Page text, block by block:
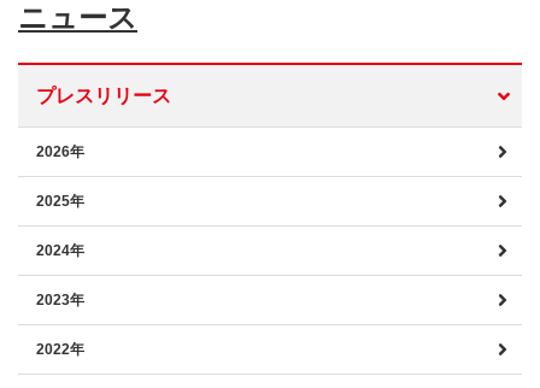
ニュース
プレスリリース
2026年
2025年
2024年
2023年
2022年